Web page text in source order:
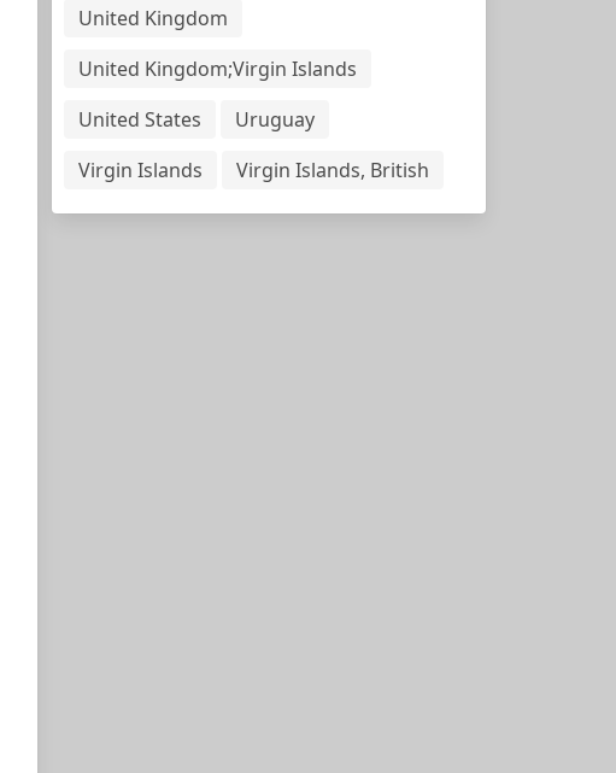
United Kingdom
United Kingdom;Virgin Islands
United States
Uruguay
Virgin Islands
Virgin Islands, British